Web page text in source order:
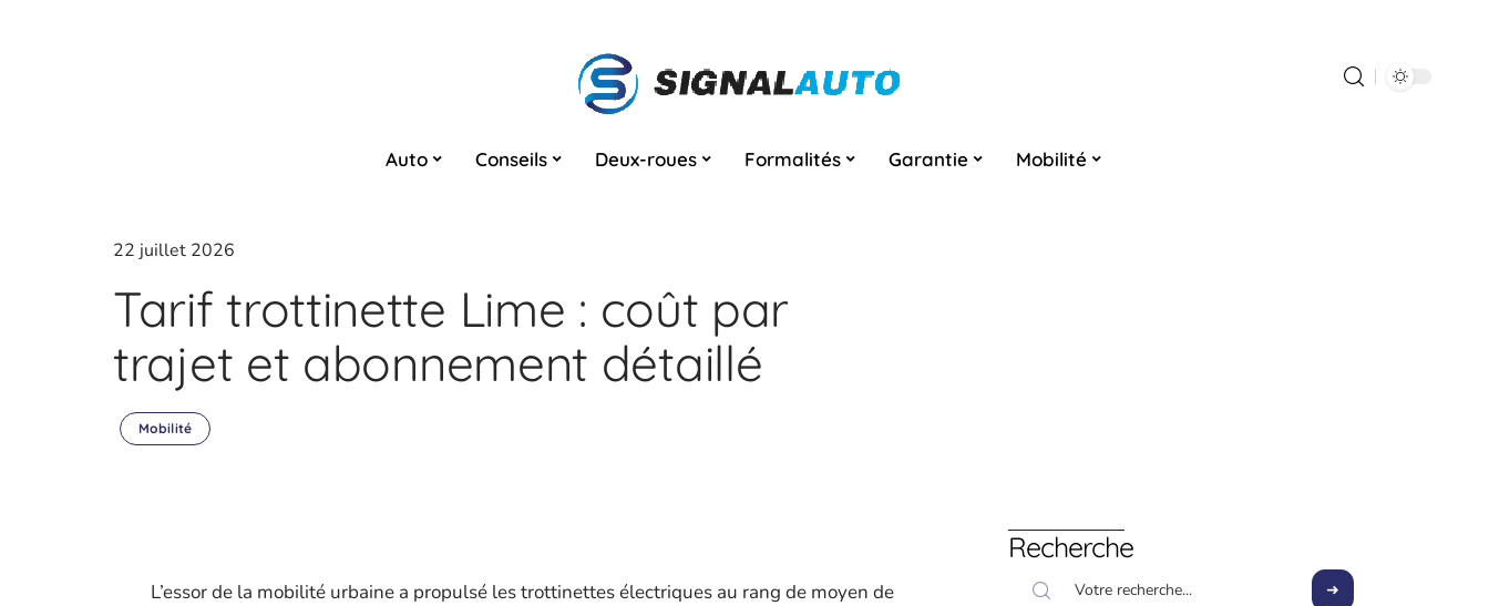
Auto Conseils Deux-roues Formalités Garantie Mobilité
22 juillet 2026
Tarif trottinette Lime : coût par
trajet et abonnement détaillé
Mobilité
L’essor de la mobilité urbaine a propulsé les trottinettes électriques au rang de moyen de
Recherche